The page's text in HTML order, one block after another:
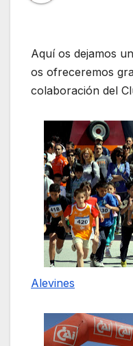
Aquí os dejamos
os ofreceremos
colaboración del
Alevines